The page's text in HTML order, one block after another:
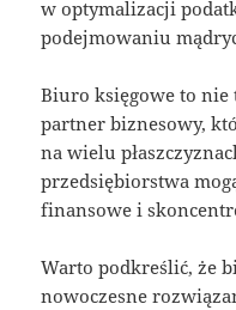
w optymalizacji
podejmowaniu
Biuro księgowe to
partner biznesowy,
na wielu
przedsiębiorstwa
finansowe i
Warto podkreślić, że
nowoczesne